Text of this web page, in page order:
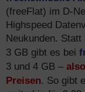
(freeFlat) im D-
Highspeed
Neukunden.
3 GB gibt es bei
3 und 4 GB –
Preisen. So gibt